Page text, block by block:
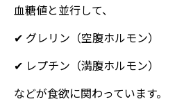
血糖値と並行して、
✔ グレリン（空腹ホルモン）
✔ レプチン（満腹ホルモン）
などが食欲に関わっています。